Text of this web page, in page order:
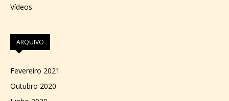
Vídeos
ARQUIVO
Fevereiro 2021
Outubro 2020